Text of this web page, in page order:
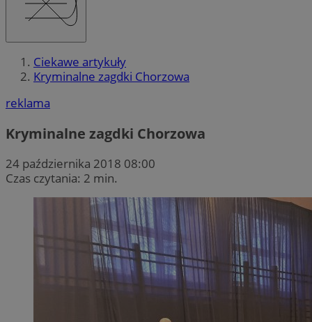
Ciekawe artykuły
Kryminalne zagdki Chorzowa
reklama
Kryminalne zagdki Chorzowa
24 października 2018 08:00
Czas czytania: 2 min.